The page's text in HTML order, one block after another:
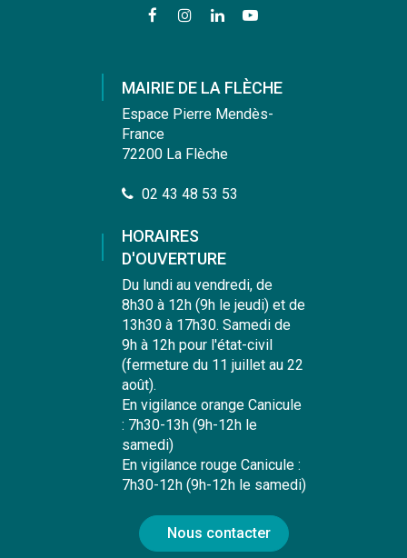
Lien
compte
Lien
compte
Lien
compte
chaîne
MAIRIE DE LA FLÈCHE
Espace Pierre Mendès-
France
72200 La Flèche
02 43 48 53 53
HORAIRES
D'OUVERTURE
Du lundi au vendredi, de
8h30 à 12h (9h le jeudi) et de
13h30 à 17h30. Samedi de
9h à 12h pour l'état-civil
(fermeture du 11 juillet au 22
août).
En vigilance orange Canicule
: 7h30-13h (9h-12h le
samedi)
En vigilance rouge Canicule :
7h30-12h (9h-12h le samedi)
Nous contacter